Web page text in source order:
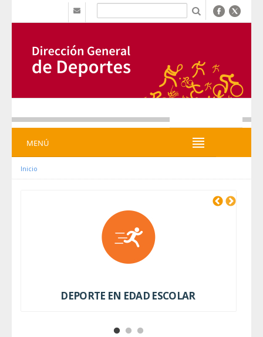
MENÚ
Inicio
DEPORTE EN EDAD ESCOLAR
Previous